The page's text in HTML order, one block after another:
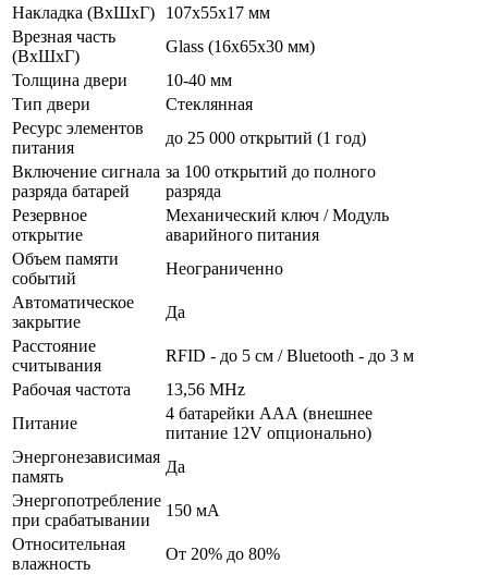
Накладка (ВхШхГ)
107х55х17 мм
Врезная часть
(ВхШхГ)
Glass (16x65x30 мм)
Толщина двери
10-40 мм
Тип двери
Стеклянная
Ресурс элементов
питания
до 25 000 открытий (1 год)
Включение сигнала
разряда батарей
за 100 открытий до полного
разряда
Резервное
открытие
Механический ключ / Модуль
аварийного питания
Объем памяти
событий
Неограниченно
Автоматическое
закрытие
Да
Расстояние
считывания
RFID - до 5 см / Bluetooth - до 3 м
Рабочая частота
13,56 MHz
Питание
4 батарейки AAА (внешнее
питание 12V опционально)
Энергонезависимая
память
Да
Энергопотребление
при срабатывании
150 мА
Относительная
влажность
От 20% до 80%